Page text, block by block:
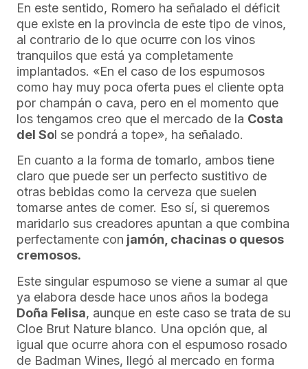
En este sentido, Romero ha señalado el déficit
que existe en la provincia de este tipo de vinos,
al contrario de lo que ocurre con los vinos
tranquilos que está ya completamente
implantados. «En el caso de los espumosos
como hay muy poca oferta pues el cliente opta
por champán o cava, pero en el momento que
los tengamos creo que el mercado de la Costa
del Sol se pondrá a tope», ha señalado.
En cuanto a la forma de tomarlo, ambos tiene
claro que puede ser un perfecto sustitivo de
otras bebidas como la cerveza que suelen
tomarse antes de comer. Eso sí, si queremos
maridarlo sus creadores apuntan a que combina
perfectamente con jamón, chacinas o quesos
cremosos.
Este singular espumoso se viene a sumar al que
ya elabora desde hace unos años la bodega
Doña Felisa, aunque en este caso se trata de su
Cloe Brut Nature blanco. Una opción que, al
igual que ocurre ahora con el espumoso rosado
de Badman Wines, llegó al mercado en forma